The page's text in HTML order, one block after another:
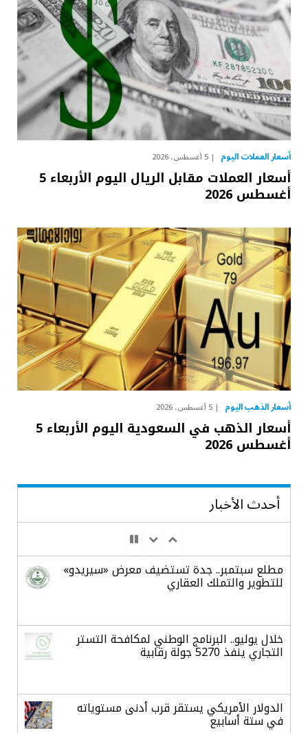
أسعار العملات اليوم 5 أغسطس، 2026
أسعار العملات مقابل الريال اليوم الأربعاء 5
أغسطس 2026
أسعار الذهب اليوم 5 أغسطس، 2026
أسعار الذهب في السعودية اليوم الأربعاء 5
أغسطس 2026
أحدث الأخبار
مطلع سبتمبر.. جدة تستضيف معرض «سيريدو»
للتطوير والتملك العقاري
خلال يوليو.. البرنامج الوطني لمكافحة التستر
التجاري ينفذ 5270 جولة رقابية
الدولار الأمريكي يستقر قرب أدنى مستوياته
في ستة أسابيع